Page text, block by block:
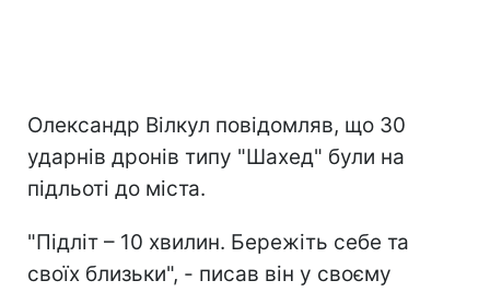
Олександр Вілкул повідомляв, що 30
ударнів дронів типу "Шахед" були на
підльоті до міста.
"Підліт – 10 хвилин. Бережіть себе та
своїх близьки", - писав він у своєму